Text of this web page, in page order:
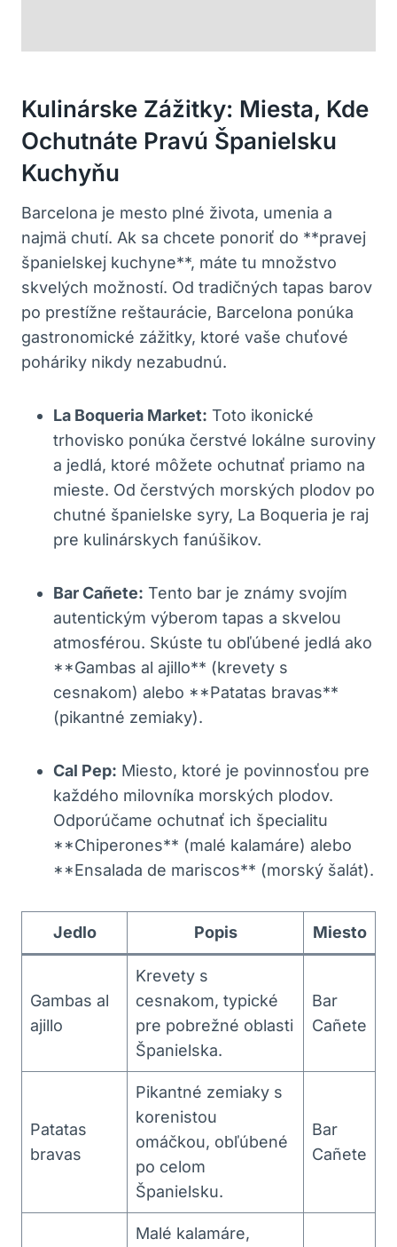
Kulinárske Zážitky: Miesta, Kde
Ochutnáte Pravú Španielsku
Kuchyňu
Barcelona je mesto plné života, umenia a
najmä chutí. Ak sa chcete ponoriť do **pravej
španielskej kuchyne**, máte tu množstvo
skvelých možností. Od tradičných tapas barov
po prestížne reštaurácie, Barcelona ponúka
gastronomické zážitky, ktoré vaše chuťové
poháriky nikdy nezabudnú.
La Boqueria Market: Toto ikonické
trhovisko ponúka čerstvé lokálne suroviny
a jedlá, ktoré môžete ochutnať priamo na
mieste. Od čerstvých morských plodov po
chutné španielske syry, La Boqueria je raj
pre kulinárskych fanúšikov.
Bar Cañete: Tento bar je známy svojím
autentickým výberom tapas a skvelou
atmosférou. Skúste tu obľúbené jedlá ako
**Gambas al ajillo** (krevety s
cesnakom) alebo **Patatas bravas**
(pikantné zemiaky).
Cal Pep: Miesto, ktoré je povinnosťou pre
každého milovníka morských plodov.
Odporúčame ochutnať ich špecialitu
**Chiperones** (malé kalamáre) alebo
**Ensalada de mariscos** (morský šalát).
Jedlo Popis Miesto
Gambas al
ajillo
Krevety s
cesnakom, typické
pre pobrežné oblasti
Španielska.
Bar
Cañete
Patatas
bravas
Pikantné zemiaky s
korenistou
omáčkou, obľúbené
po celom
Španielsku.
Bar
Cañete
Malé kalamáre,